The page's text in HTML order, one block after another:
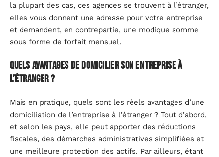
la plupart des cas, ces agences se trouvent à l’étranger,
elles vous donnent une adresse pour votre entreprise
et demandent, en contrepartie, une modique somme
sous forme de forfait mensuel.
Quels avantages de domicilier son entreprise à
l’étranger ?
Mais en pratique, quels sont les réels avantages d’une
domiciliation de l’entreprise à l’étranger ? Tout d’abord,
et selon les pays, elle peut apporter des réductions
fiscales, des démarches administratives simplifiées et
une meilleure protection des actifs. Par ailleurs, étant